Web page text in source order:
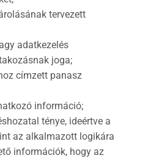
tervezett
adatkezelés
joga;
címzett panasz
információ;
ténye, ideértve a
az alkalmazott logikára
információk, hogy az